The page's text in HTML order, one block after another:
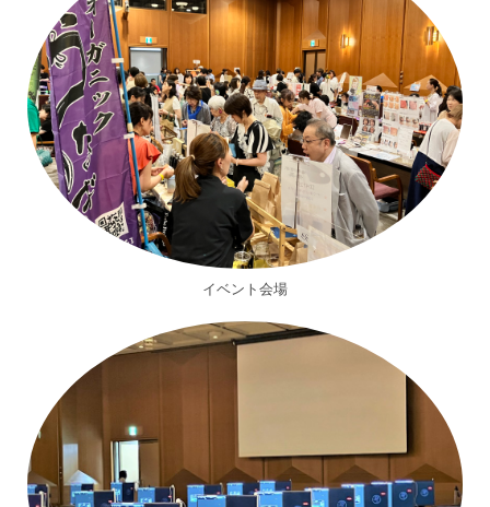
イベント会場